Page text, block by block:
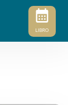
LIBRO